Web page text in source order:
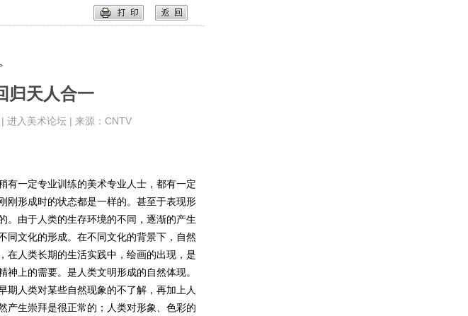
天人合一
进入美术论坛 | 来源：CNTV
一定专业训练的美术专业人士，都有一定
刚形成时的状态都是一样的。甚至于表现形
。由于人类的生存环境的不同，逐渐的产生
同文化的形成。在不同文化的背景下，自然
在人类长期的生活实践中，绘画的出现，是
上的需要。是人类文明形成的自然体现。
期人类对某些自然现象的不了解，再加上人
产生崇拜是很正常的；人类对形象、色彩的